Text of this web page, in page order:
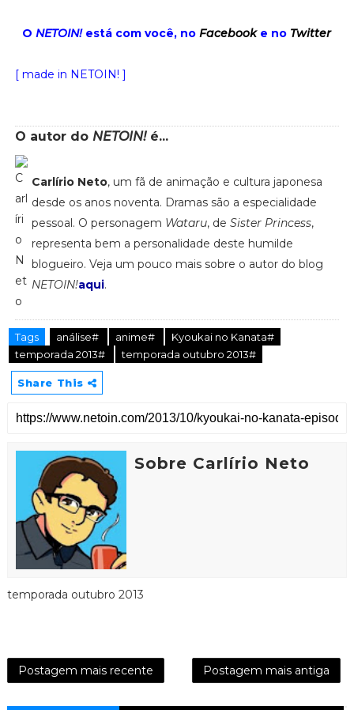
ONETOIN!está com você, noFacebooke no Twitter
[ made in NETOIN! ]
O autor do NETOIN!é...
Carlírio Neto, um fã de animação e cultura japonesa
desde os anos noventa. Dramas são a especialidade
pessoal. O personagem Wataru, de Sister Princess,
representa bem a personalidade deste humilde
blogueiro. Veja um pouco mais sobre o autor do blog
NETOIN!aqui.
Tags análise# anime#
Kyoukai no Kanata#
temporada 2013#
temporada outubro 2013#
Share This
Sobre Carlírio Neto
temporada outubro 2013
Postagem mais recente Postagem mais antiga